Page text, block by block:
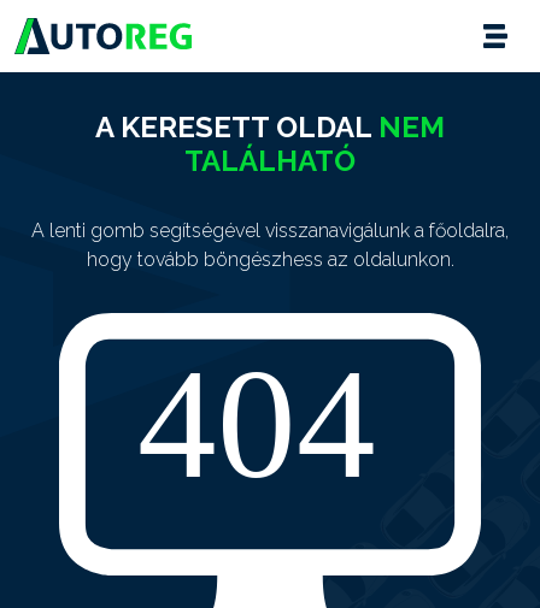
A KERESETT OLDAL NEM
TALÁLHATÓ
A lenti gomb segítségével visszanavigálunk a főoldalra,
hogy tovább böngészhess az oldalunkon.